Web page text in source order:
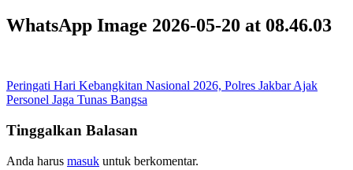
WhatsApp Image 2026-05-20 at 08.46.03
Navigasi
pos
Peringati Hari Kebangkitan Nasional 2026, Polres Jakbar Ajak
Personel Jaga Tunas Bangsa
Tinggalkan Balasan
Anda harus masuk untuk berkomentar.